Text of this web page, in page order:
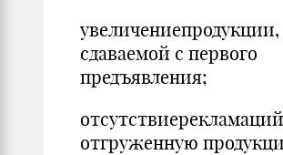
увеличениепродукции,
сдаваемой с первого
предъявления;
отгруженную